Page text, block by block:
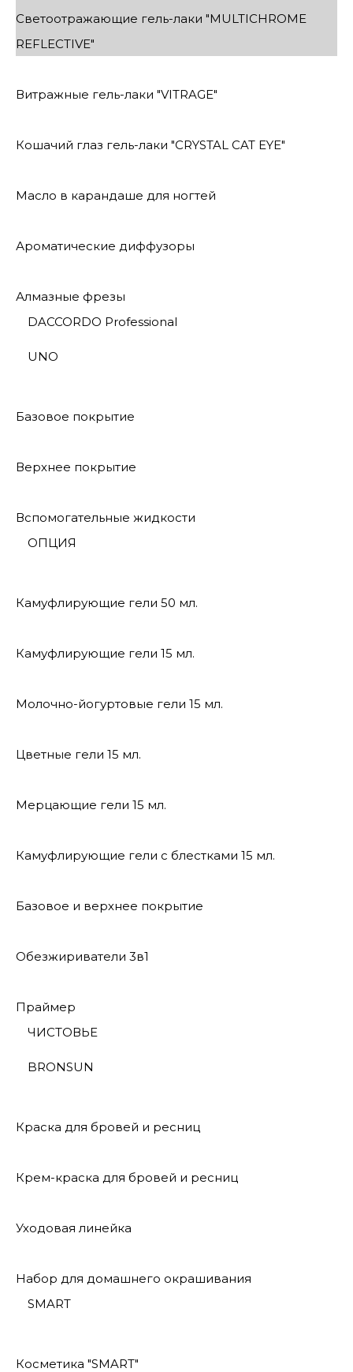
Светоотражающие гель-лаки "MULTICHROME
REFLECTIVE"
Витражные гель-лаки "VITRAGE"
Кошачий глаз гель-лаки "CRYSTAL CAT EYE"
Масло в карандаше для ногтей
Ароматические диффузоры
Алмазные фрезы
DACCORDO Professional
UNO
Базовое покрытие
Верхнее покрытие
Вспомогательные жидкости
ОПЦИЯ
Камуфлирующие гели 50 мл.
Камуфлирующие гели 15 мл.
Молочно-йогуртовые гели 15 мл.
Цветные гели 15 мл.
Мерцающие гели 15 мл.
Камуфлирующие гели с блестками 15 мл.
Базовое и верхнее покрытие
Обезжириватели 3в1
Праймер
ЧИСТОВЬЕ
BRONSUN
Краска для бровей и ресниц
Крем-краска для бровей и ресниц
Уходовая линейка
Набор для домашнего окрашивания
SMART
Косметика "SMART"